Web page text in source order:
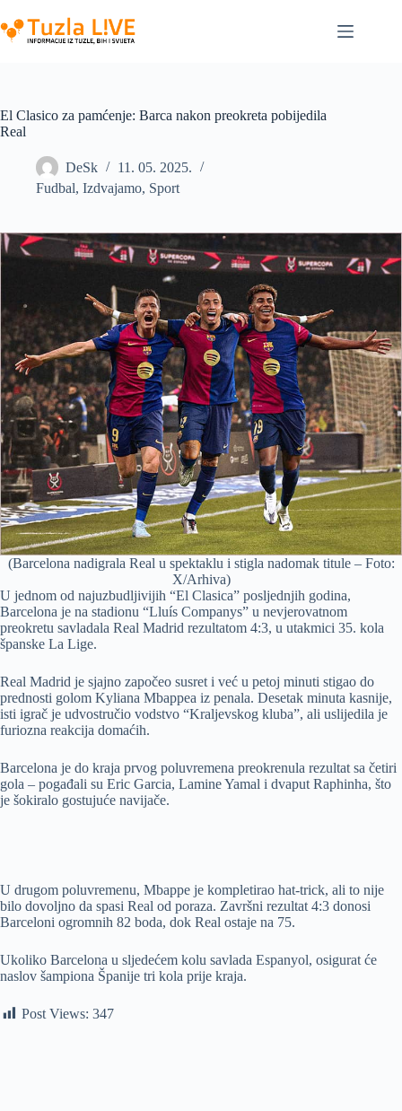
to
content
El Clasico za pamćenje: Barca nakon preokreta pobijedila
Real
DeSk
11. 05. 2025.
Fudbal, Izdvajamo, Sport
(Barcelona nadigrala Real u spektaklu i stigla nadomak titule – Foto:
X/Arhiva)
U jednom od najuzbudljivijih “El Clasica” posljednjih godina,
Barcelona je na stadionu “Lluís Companys” u nevjerovatnom
preokretu savladala Real Madrid rezultatom 4:3, u utakmici 35. kola
španske La Lige.
Real Madrid je sjajno započeo susret i već u petoj minuti stigao do
prednosti golom Kyliana Mbappea iz penala. Desetak minuta kasnije,
isti igrač je udvostručio vodstvo “Kraljevskog kluba”, ali uslijedila je
furiozna reakcija domaćih.
Barcelona je do kraja prvog poluvremena preokrenula rezultat sa četiri
gola – pogađali su Eric Garcia, Lamine Yamal i dvaput Raphinha, što
je šokiralo gostujuće navijače.
U drugom poluvremenu, Mbappe je kompletirao hat-trick, ali to nije
bilo dovoljno da spasi Real od poraza. Završni rezultat 4:3 donosi
Barceloni ogromnih 82 boda, dok Real ostaje na 75.
Ukoliko Barcelona u sljedećem kolu savlada Espanyol, osigurat će
naslov šampiona Španije tri kola prije kraja.
Post Views: 347